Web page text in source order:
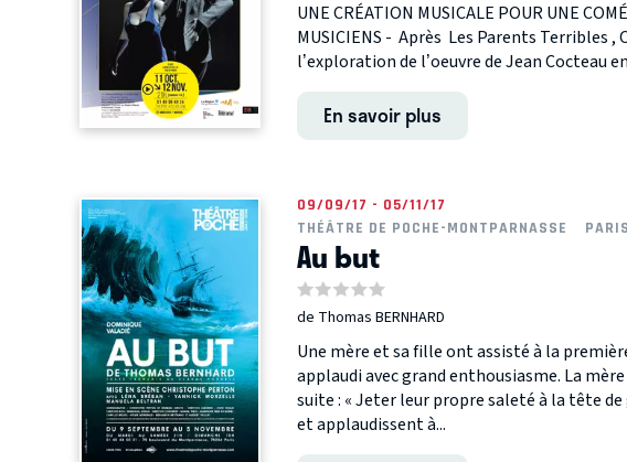
UNE CRÉATION MUSICALE POUR UNE
MUSICIENS - Après Les Parents Terribles
l’exploration de l’oeuvre de Jean Cocteau
En savoir plus
09/09/17 - 05/11/17
THÉÂTRE DE POCHE-MONTPARNASSE
PARIS
Au but
de Thomas BERNHARD
Une mère et sa fille ont assisté à la
applaudi avec grand enthousiasme. La
suite : « Jeter leur propre saleté à la tête
et applaudissent à...